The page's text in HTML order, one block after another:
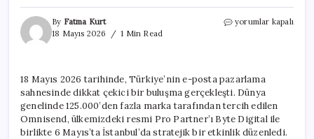
By Fatma Kurt
18 Mayıs 2026
1 Min Read
Türkiye’de
Önemli
Gelişme:
Omnisend
ve
Byte
yorumlar kapalı
18 Mayıs 2026 tarihinde, Türkiye’nin e-posta pazarlama
sahnesinde dikkat çekici bir buluşma gerçekleşti. Dünya
genelinde 125.000’den fazla marka tarafından tercih edilen
Omnisend, ülkemizdeki resmi Pro Partner’ı Byte Digital ile
birlikte 6 Mayıs’ta İstanbul’da stratejik bir etkinlik düzenledi.